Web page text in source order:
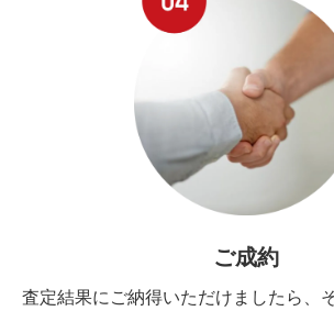
ご成約
査定結果にご納得いただけましたら、